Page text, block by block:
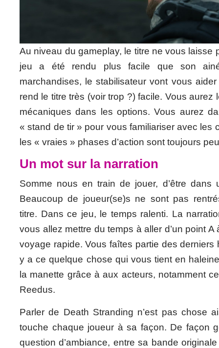
Au niveau du gameplay, le titre ne vous laisse
jeu a été rendu plus facile que son
marchandises, le stabilisateur vont vous
rend le titre très (voir trop ?) facile. Vous aurez
mécaniques dans les options. Vous aurez
« stand de tir » pour vous familiariser avec les
les « vraies » phases d’action sont toujours
Un mot sur la narration
Somme nous en train de jouer, d’être dans
Beaucoup de joueur(se)s ne sont pas
titre. Dans ce jeu, le temps ralenti. La
vous allez mettre du temps à aller d’un point
voyage rapide. Vous faîtes partie des derniers
y a ce quelque chose qui vous tient en
la manette grâce à aux acteurs, notamment
Reedus.
Parler de Death Stranding n’est pas chose
touche chaque joueur à sa façon. De façon
question d’ambiance, entre sa bande